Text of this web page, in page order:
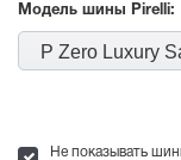
Модель шины Pirelli:
P Zero Luxury
Не показывать